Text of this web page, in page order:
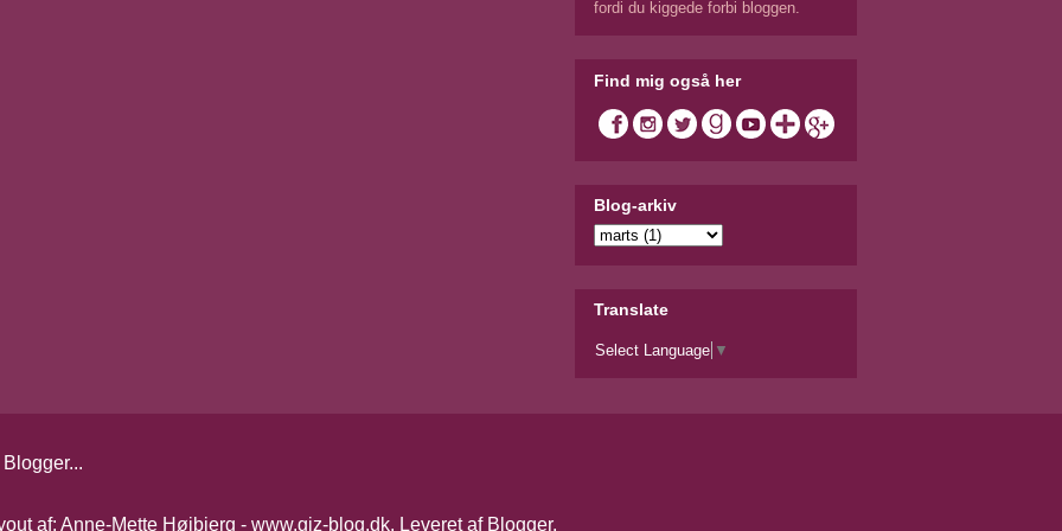
fordi du kiggede forbi bloggen.
Find mig også her
Blog-arkiv
Translate
Select Language ▼
af: Anne-Mette Højbjerg - www.giz-blog.dk. Leveret af Blogger.